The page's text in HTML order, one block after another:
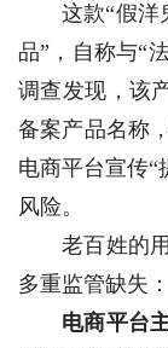
这款“假洋
品”，自称与“
调查发现，该
备案产品名称
电商平台宣传“
风险。
老百姓的
多重监管缺失：
电商平台